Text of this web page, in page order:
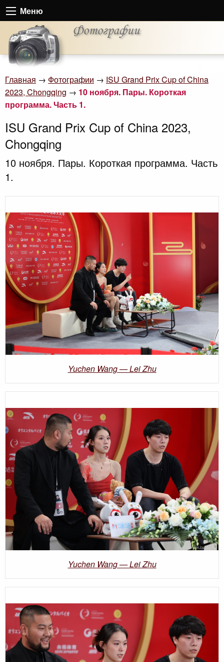
Меню
Главная → Фотографии → ISU Grand Prix Cup of China
2023, Chongqing → 10 ноября. Пары. Короткая
программа. Часть 1.
ISU Grand Prix Cup of China 2023,
Chongqing
10 ноября. Пары. Короткая программа. Часть
1.
Yuchen Wang — Lei Zhu
Yuchen Wang — Lei Zhu